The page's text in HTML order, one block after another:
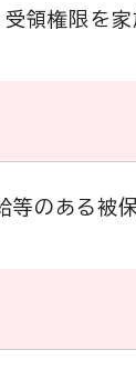
領権限を
等のある被